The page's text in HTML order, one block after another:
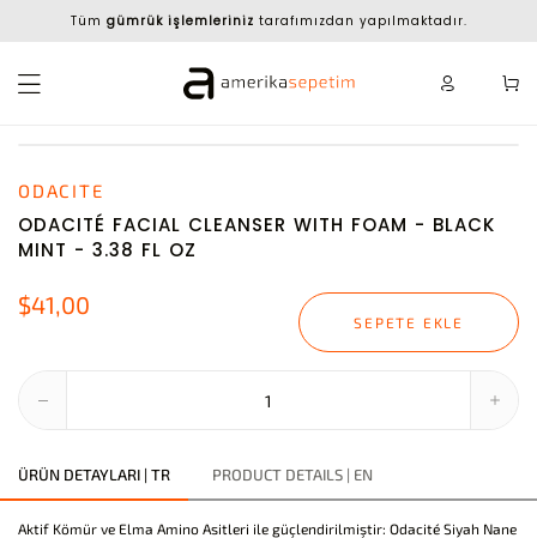
Tüm gümrük işlemleriniz tarafımızdan yapılmaktadır.
ODACITE
ODACITÉ FACIAL CLEANSER WITH FOAM - BLACK
MINT - 3.38 FL OZ
$41,00
SEPETE EKLE
ÜRÜN DETAYLARI | TR PRODUCT DETAILS | EN
Aktif Kömür ve Elma Amino Asitleri ile güçlendirilmiştir: Odacité Siyah Nane